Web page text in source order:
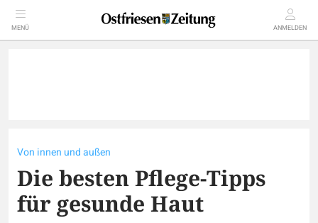
MENÜ ANMELDEN
Von innen und außen
Die besten Pflege-Tipps
für gesunde Haut